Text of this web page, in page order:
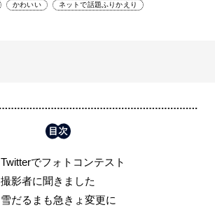
かわいい ネットで話題ふりかえり
Twitterでフォトコンテスト
撮影者に聞きました
雪だるまも急きょ変更に